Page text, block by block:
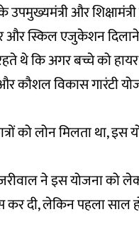
और
और स्किल एजुकेशन
थे कि अगर बच्चे को
कौशल विकास गारंटी
को लोन मिलता था,
ने इस योजना को
कर दी, लेकिन पहला साल